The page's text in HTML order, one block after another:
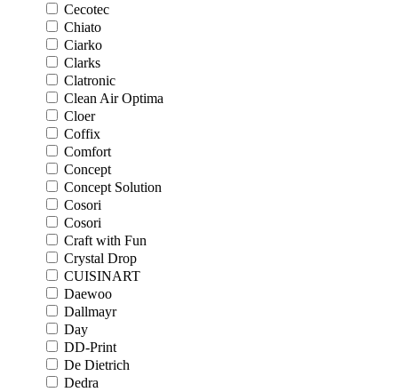
Cecotec
Chiato
Ciarko
Clarks
Clatronic
Clean Air Optima
Cloer
Coffix
Comfort
Concept
Concept Solution
Cosori
Cosori
Craft with Fun
Crystal Drop
CUISINART
Daewoo
Dallmayr
Day
DD-Print
De Dietrich
Dedra